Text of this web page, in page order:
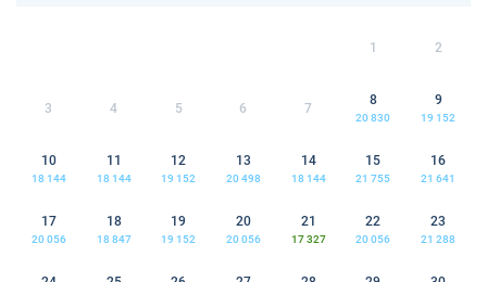
1 2
3 4 5 6 7
8
20 830
9
19 152
10
18 144
11
18 144
12
19 152
13
20 498
14
18 144
15
21 755
16
21 641
17
20 056
18
18 847
19
19 152
20
20 056
21
17 327
22
20 056
23
21 288